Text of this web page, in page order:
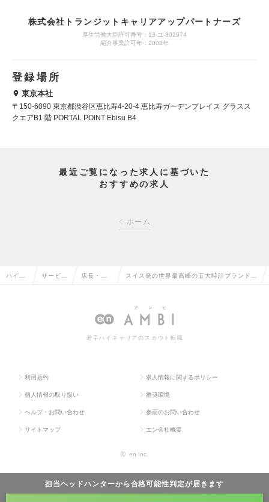
株式会社トランジットキャリアアップパートナーズ
厚生労働大臣許可番号：13-ユ-302974
紹介事業許可年：2008年
登録場所
東京本社
〒150-6090 東京都渋谷区恵比寿4-20-4 恵比寿ガーデンプレイス グラスス
クエアB1 階 PORTAL POINT Ebisu B4
最近ご覧になった求人に基づいた
おすすめの求人
ホーム
担当ヘッドハンターから合格可能性判定が届きます
ハイク サービ 店長・販
管理の転
スイス発の世界最高峰の五大時計ブランド／
計＋勤務環境充実◎の求人情報
若手ハイキャリアのスカウト転職
利用規約 求人情報に関するポリシー
個人情報の取り扱い 推奨環境
ヘルプ・お問い合わせ 参画のお問い合わせ
サイトマップ エン会社概要
© en Inc.